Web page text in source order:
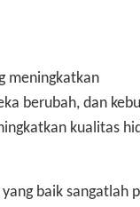
meningkatkan
berubah, dan
kualitas
baik sangatlah